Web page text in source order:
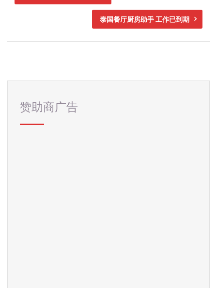
泰国餐厅厨房助手 工作已到期
赞助商广告